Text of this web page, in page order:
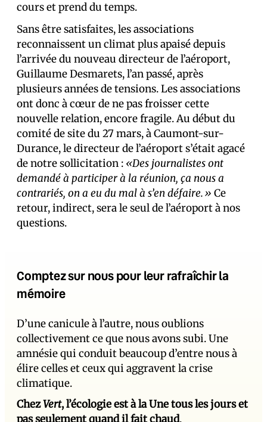
cours et prend du temps.
Sans être satisfaites, les associations
reconnaissent un climat plus apaisé depuis
l’arrivée du nouveau directeur de l’aéroport,
Guillaume Desmarets, l’an passé, après
plusieurs années de tensions. Les associations
ont donc à cœur de ne pas froisser cette
nouvelle relation, encore fragile. Au début du
comité de site du 27 mars, à Caumont-sur-
Durance, le directeur de l’aéroport s’était agacé
de notre sollicitation : «Des journalistes ont
demandé à participer à la réunion, ça nous a
contrariés, on a eu du mal à s’en défaire.» Ce
retour, indirect, sera le seul de l’aéroport à nos
questions.
Comptez sur nous pour leur rafraîchir la
mémoire
D’une canicule à l’autre, nous oublions
collectivement ce que nous avons subi. Une
amnésie qui conduit beaucoup d’entre nous à
élire celles et ceux qui aggravent la crise
climatique.
ChezVert, l’écologie est à la Une tous les jours et
pas seulement quand il fait chaud.